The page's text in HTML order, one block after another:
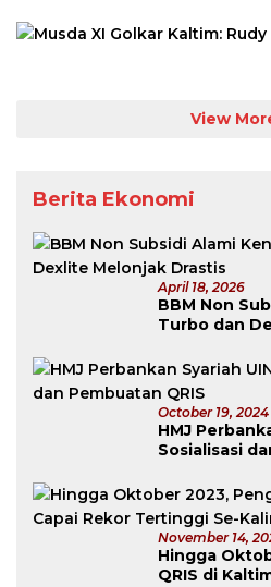
View
Berita Ekonomi
April 18, 2026
BBM Non
Turbo dan
October 19, 2024
HMJ
Sosialisasi
November 14,
Hingga
QRIS di